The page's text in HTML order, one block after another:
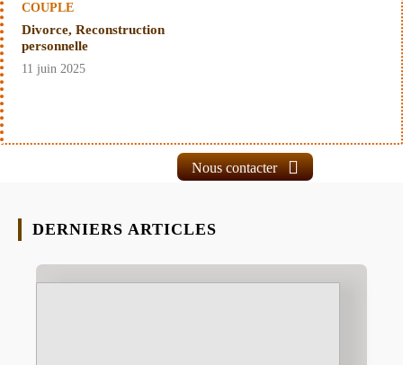
COUPLE
Divorce, Reconstruction
personnelle
11 juin 2025
Nous contacter
DERNIERS ARTICLES